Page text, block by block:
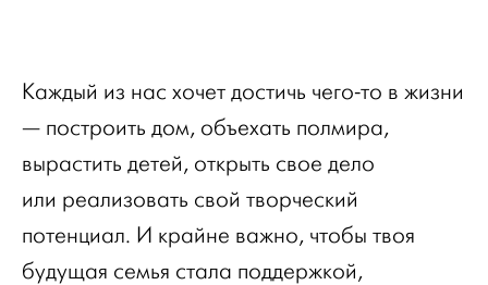
Каждый из нас хочет достичь чего-то в жизни
— построить дом, объехать полмира,
вырастить детей, открыть свое дело
или реализовать свой творческий
потенциал. И крайне важно, чтобы твоя
будущая семья стала поддержкой,